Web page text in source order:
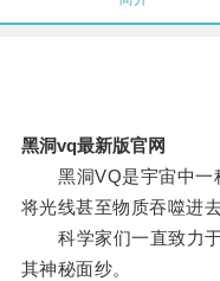
黑洞vq最新版官网
黑洞VQ是宇宙中一种
将光线甚至物质吞噬进
科学家们一直致力于
其神秘面纱。